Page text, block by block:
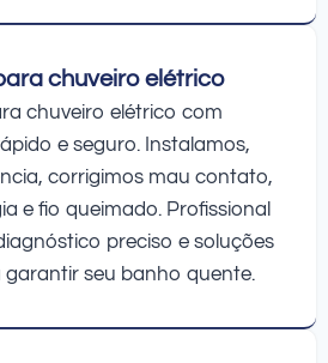
chuveiro elétrico
chuveiro elétrico com
e seguro. Instalamos,
corrigimos mau contato,
e fio queimado. Profissional
preciso e soluções
garantir seu banho quente.